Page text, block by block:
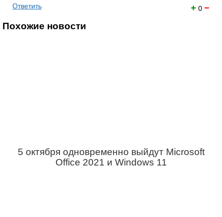
+ 0 −
Ответить
Похожие новости
5 октября одновременно выйдут Microsoft
Office 2021 и Windows 11